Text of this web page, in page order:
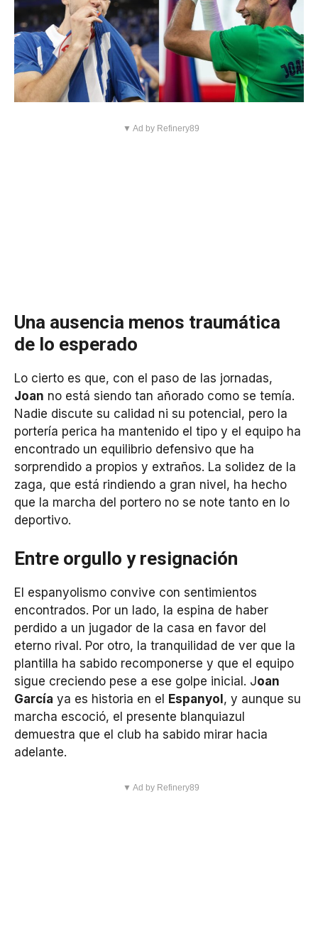
▼ Ad by Refinery89
Una ausencia menos traumática
de lo esperado
Lo cierto es que, con el paso de las jornadas,
Joan no está siendo tan añorado como se temía.
Nadie discute su calidad ni su potencial, pero la
portería perica ha mantenido el tipo y el equipo ha
encontrado un equilibrio defensivo que ha
sorprendido a propios y extraños. La solidez de la
zaga, que está rindiendo a gran nivel, ha hecho
que la marcha del portero no se note tanto en lo
deportivo.
Entre orgullo y resignación
El espanyolismo convive con sentimientos
encontrados. Por un lado, la espina de haber
perdido a un jugador de la casa en favor del
eterno rival. Por otro, la tranquilidad de ver que la
plantilla ha sabido recomponerse y que el equipo
sigue creciendo pese a ese golpe inicial. Joan
García ya es historia en el Espanyol, y aunque su
marcha escoció, el presente blanquiazul
demuestra que el club ha sabido mirar hacia
adelante.
▼ Ad by Refinery89